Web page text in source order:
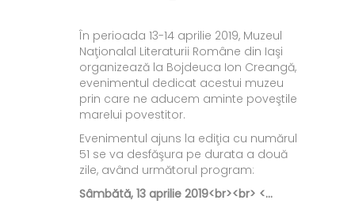
În perioada 13-14 aprilie 2019, Muzeul
Naţionalal Literaturii Române din Iaşi
organizează la Bojdeuca Ion Creangă,
evenimentul dedicat acestui muzeu
prin care ne aducem aminte poveştile
marelui povestitor.
Evenimentul ajuns la ediţia cu numărul
51 se va desfăşura pe durata a două
zile, având următorul program:
Sâmbătă, 13 aprilie 2019<br><br> <...